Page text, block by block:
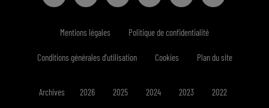
Mentions légales Politique de confidentialité
Conditions générales d'utilisation Cookies Plan du site
Archives 2026 2025 2024 2023 2022